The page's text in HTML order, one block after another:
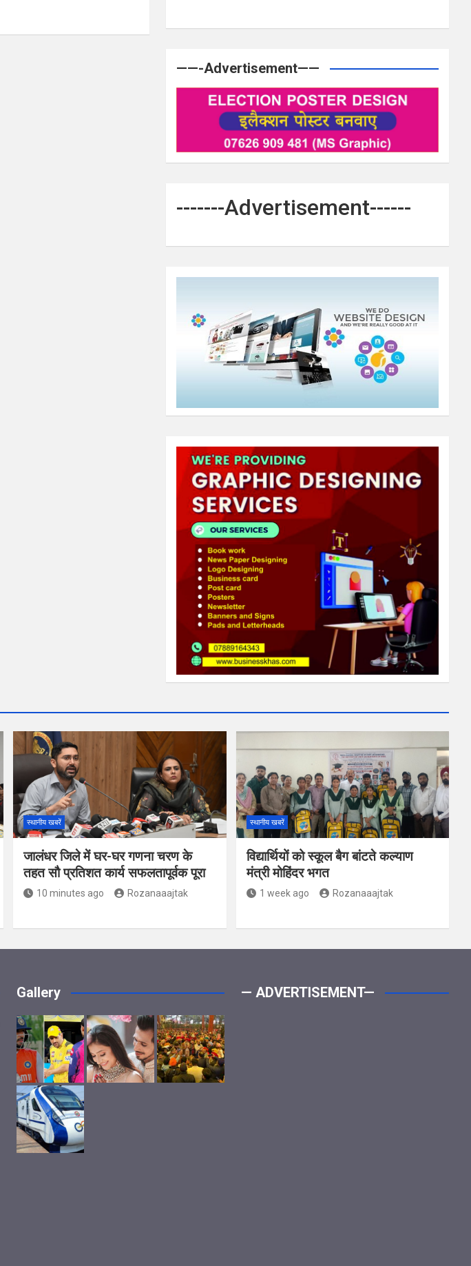
——-Advertisement——
-------Advertisement------
स्थानीय खबरें
जालंधर जिले में घर-घर गणना चरण के
तहत सौ प्रतिशत कार्य सफलतापूर्वक पूरा
10 minutes ago Rozanaaajtak
स्थानीय खबरें
विद्यार्थियों को स्कूल बैग बांटते कल्याण
मंत्री मोहिंदर भगत
1 week ago Rozanaaajtak
Gallery — ADVERTISEMENT—